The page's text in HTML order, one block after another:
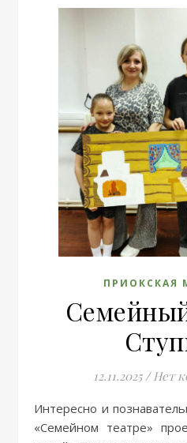
ПРИОКСКАЯ
12.11.2025 / Нет
Интересно и познавательно проходят занятия в
«Семейном театре»